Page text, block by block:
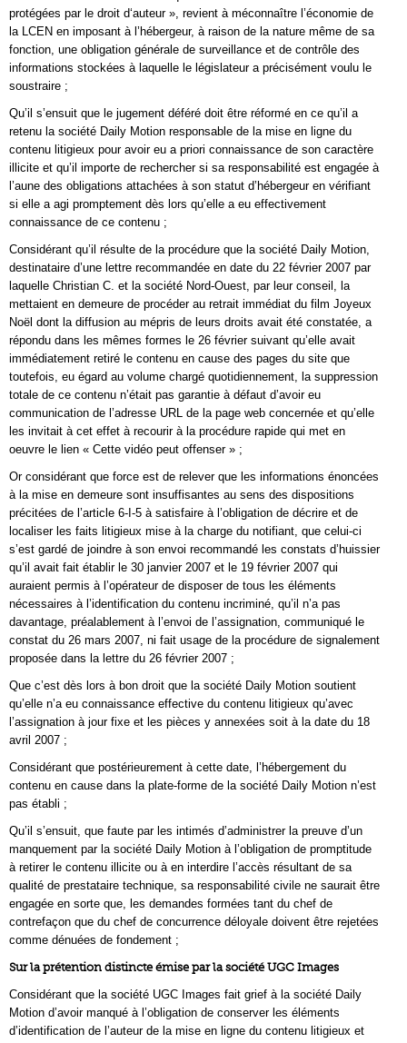
protégées par le droit d‘auteur », revient à méconnaître l’économie de
la LCEN en imposant à l’hébergeur, à raison de la nature même de sa
fonction, une obligation générale de surveillance et de contrôle des
informations stockées à laquelle le législateur a précisément voulu le
soustraire ;
Qu’il s’ensuit que le jugement déféré doit être réformé en ce qu’il a
retenu la société Daily Motion responsable de la mise en ligne du
contenu litigieux pour avoir eu a priori connaissance de son caractère
illicite et qu’il importe de rechercher si sa responsabilité est engagée à
l’aune des obligations attachées à son statut d’hébergeur en vérifiant
si elle a agi promptement dès lors qu’elle a eu effectivement
connaissance de ce contenu ;
Considérant qu’il résulte de la procédure que la société Daily Motion,
destinataire d’une lettre recommandée en date du 22 février 2007 par
laquelle Christian C. et la société Nord-Ouest, par leur conseil, la
mettaient en demeure de procéder au retrait immédiat du film Joyeux
Noël dont la diffusion au mépris de leurs droits avait été constatée, a
répondu dans les mêmes formes le 26 février suivant qu’elle avait
immédiatement retiré le contenu en cause des pages du site que
toutefois, eu égard au volume chargé quotidiennement, la suppression
totale de ce contenu n’était pas garantie à défaut d’avoir eu
communication de l’adresse URL de la page web concernée et qu’elle
les invitait à cet effet à recourir à la procédure rapide qui met en
oeuvre le lien « Cette vidéo peut offenser » ;
Or considérant que force est de relever que les informations énoncées
à la mise en demeure sont insuffisantes au sens des dispositions
précitées de l’article 6-I-5 à satisfaire à l’obligation de décrire et de
localiser les faits litigieux mise à la charge du notifiant, que celui-ci
s’est gardé de joindre à son envoi recommandé les constats d’huissier
qu’il avait fait établir le 30 janvier 2007 et le 19 février 2007 qui
auraient permis à l’opérateur de disposer de tous les éléments
nécessaires à l’identification du contenu incriminé, qu’il n’a pas
davantage, préalablement à l’envoi de l’assignation, communiqué le
constat du 26 mars 2007, ni fait usage de la procédure de signalement
proposée dans la lettre du 26 février 2007 ;
Que c’est dès lors à bon droit que la société Daily Motion soutient
qu’elle n’a eu connaissance effective du contenu litigieux qu’avec
l’assignation à jour fixe et les pièces y annexées soit à la date du 18
avril 2007 ;
Considérant que postérieurement à cette date, l’hébergement du
contenu en cause dans la plate-forme de la société Daily Motion n’est
pas établi ;
Qu’il s’ensuit, que faute par les intimés d’administrer la preuve d’un
manquement par la société Daily Motion à l’obligation de promptitude
à retirer le contenu illicite ou à en interdire l’accès résultant de sa
qualité de prestataire technique, sa responsabilité civile ne saurait être
engagée en sorte que, les demandes formées tant du chef de
contrefaçon que du chef de concurrence déloyale doivent être rejetées
comme dénuées de fondement ;
Sur la prétention distincte émise par la société UGC Images
Considérant que la société UGC Images fait grief à la société Daily
Motion d’avoir manqué à l’obligation de conserver les éléments
d’identification de l’auteur de la mise en ligne du contenu litigieux et